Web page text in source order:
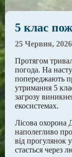
5 клас
25 Червня, 2026
Протягом
погода. На
попереджають
утримання 5
загрозу
екосистемах.
Лісова охорона
наполегливо
від пpогулянок
стається чеpез